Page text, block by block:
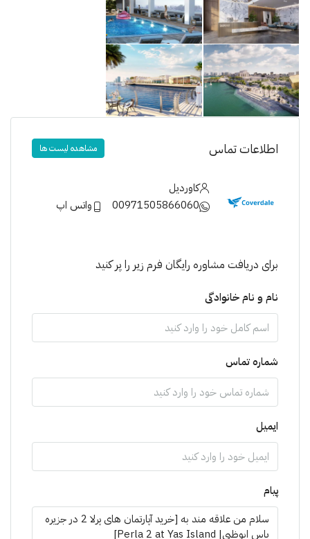
اطلاعات تماس مشاهده لیست ها
کاوردیل
00971505866060
واتس اپ
برای دریافت مشاوره رایگان فرم زیر را پر کنید
نام و نام خانوادگی
شماره تماس
ایمیل
پیام